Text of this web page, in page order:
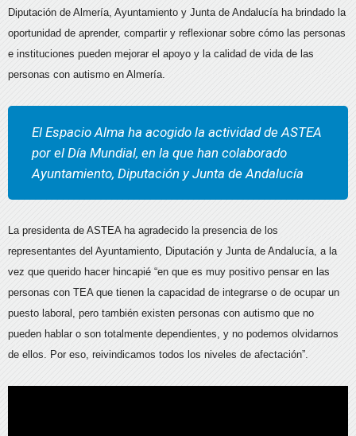
Diputación de Almería, Ayuntamiento y Junta de Andalucía ha brindado la
oportunidad de aprender, compartir y reflexionar sobre cómo las personas
e instituciones pueden mejorar el apoyo y la calidad de vida de las
personas con autismo en Almería.
El Espacio Alma ha acogido la actividad de ASTEA
por el Día Mundial, en la que han colaborado
Ayuntamiento, Diputación y Junta de Andalucía
La presidenta de ASTEA ha agradecido la presencia de los
representantes del Ayuntamiento, Diputación y Junta de Andalucía, a la
vez que querido hacer hincapié “en que es muy positivo pensar en las
personas con TEA que tienen la capacidad de integrarse o de ocupar un
puesto laboral, pero también existen personas con autismo que no
pueden hablar o son totalmente dependientes, y no podemos olvidarnos
de ellos. Por eso, reivindicamos todos los niveles de afectación”.